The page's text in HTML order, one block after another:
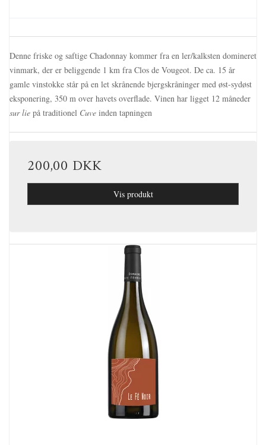
Denne friske og saftige Chadonnay kommer fra en ler/kalksten domineret
vinmark, der er beliggende 1 km fra Clos de Vougeot. De ca. 15 år
gamle vinstokke står på en let skrånende bjergskråninger med øst-sydøst
eksponering, 350 m over havets overflade. Vinen har ligget 12 måneder
sur lie på traditionel Cuve inden tapningen
200,00 DKK
Vis produkt